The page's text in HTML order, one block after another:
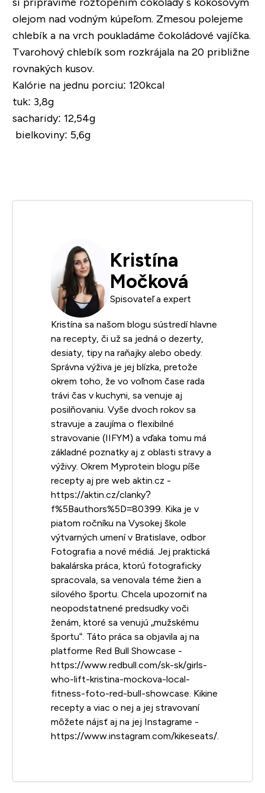
olejom nad vodným kúpeľom. Zmesou polejeme
chlebík a na vrch poukladáme čokoládové vajíčka.
Tvarohový chlebík som rozkrájala na 20 približne
rovnakých kusov.
Kalórie na jednu porciu: 120kcal
tuk: 3,8g
sacharidy: 12,54g
bielkoviny: 5,6g
Kristína
Močková
Spisovateľ a expert
Kristína sa našom blogu sústredí hlavne
na recepty, či už sa jedná o dezerty,
desiaty, tipy na raňajky alebo obedy.
Správna výživa je jej blízka, pretože
okrem toho, že vo voľnom čase rada
trávi čas v kuchyni, sa venuje aj
posilňovaniu. Vyše dvoch rokov sa
stravuje a zaujíma o flexibilné
stravovanie (IIFYM) a vďaka tomu má
základné poznatky aj z oblasti stravy a
výživy. Okrem Myprotein blogu píše
recepty aj pre web aktin.cz -
https://aktin.cz/clanky?
f%5Bauthors%5D=80399. Kika je v
piatom ročníku na Vysokej škole
výtvarných umení v Bratislave, odbor
Fotografia a nové médiá. Jej praktická
bakalárska práca, ktorú fotograficky
spracovala, sa venovala téme žien a
silového športu. Chcela upozorniť na
neopodstatnené predsudky voči
ženám, ktoré sa venujú „mužskému
športu“. Táto práca sa objavila aj na
platforme Red Bull Showcase -
https://www.redbull.com/sk-sk/girls-
who-lift-kristina-mockova-local-
fitness-foto-red-bull-showcase. Kikine
recepty a viac o nej a jej stravovaní
môžete nájsť aj na jej Instagrame -
https://www.instagram.com/kikeseats/.